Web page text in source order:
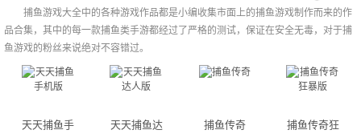
捕鱼游戏大全中的各种游戏作品都是小编收集市面上的捕鱼游戏制作而来的作
品合集，其中的每一款捕鱼类手游都经过了严格的测试，保证在安全无毒，对于捕
鱼游戏的粉丝来说绝对不容错过。
天天捕鱼手
天天捕鱼达
捕鱼传奇
捕鱼传奇狂